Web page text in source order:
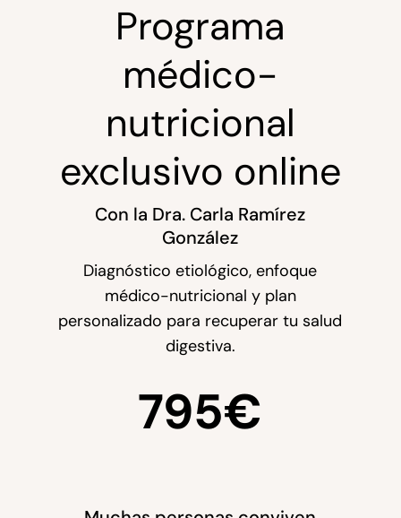
Programa
médico-
nutricional
exclusivo online
Con la Dra. Carla Ramírez
González
Diagnóstico etiológico, enfoque
médico-nutricional y plan
personalizado para recuperar tu salud
digestiva.
795€